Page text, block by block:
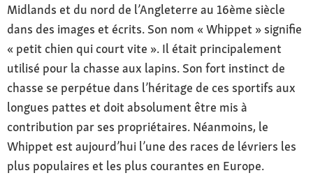
Midlands et du nord de l’Angleterre au 16ème siècle
dans des images et écrits. Son nom « Whippet » signifie
« petit chien qui court vite ». Il était principalement
utilisé pour la chasse aux lapins. Son fort instinct de
chasse se perpétue dans l’héritage de ces sportifs aux
longues pattes et doit absolument être mis à
contribution par ses propriétaires. Néanmoins, le
Whippet est aujourd’hui l’une des races de lévriers les
plus populaires et les plus courantes en Europe.